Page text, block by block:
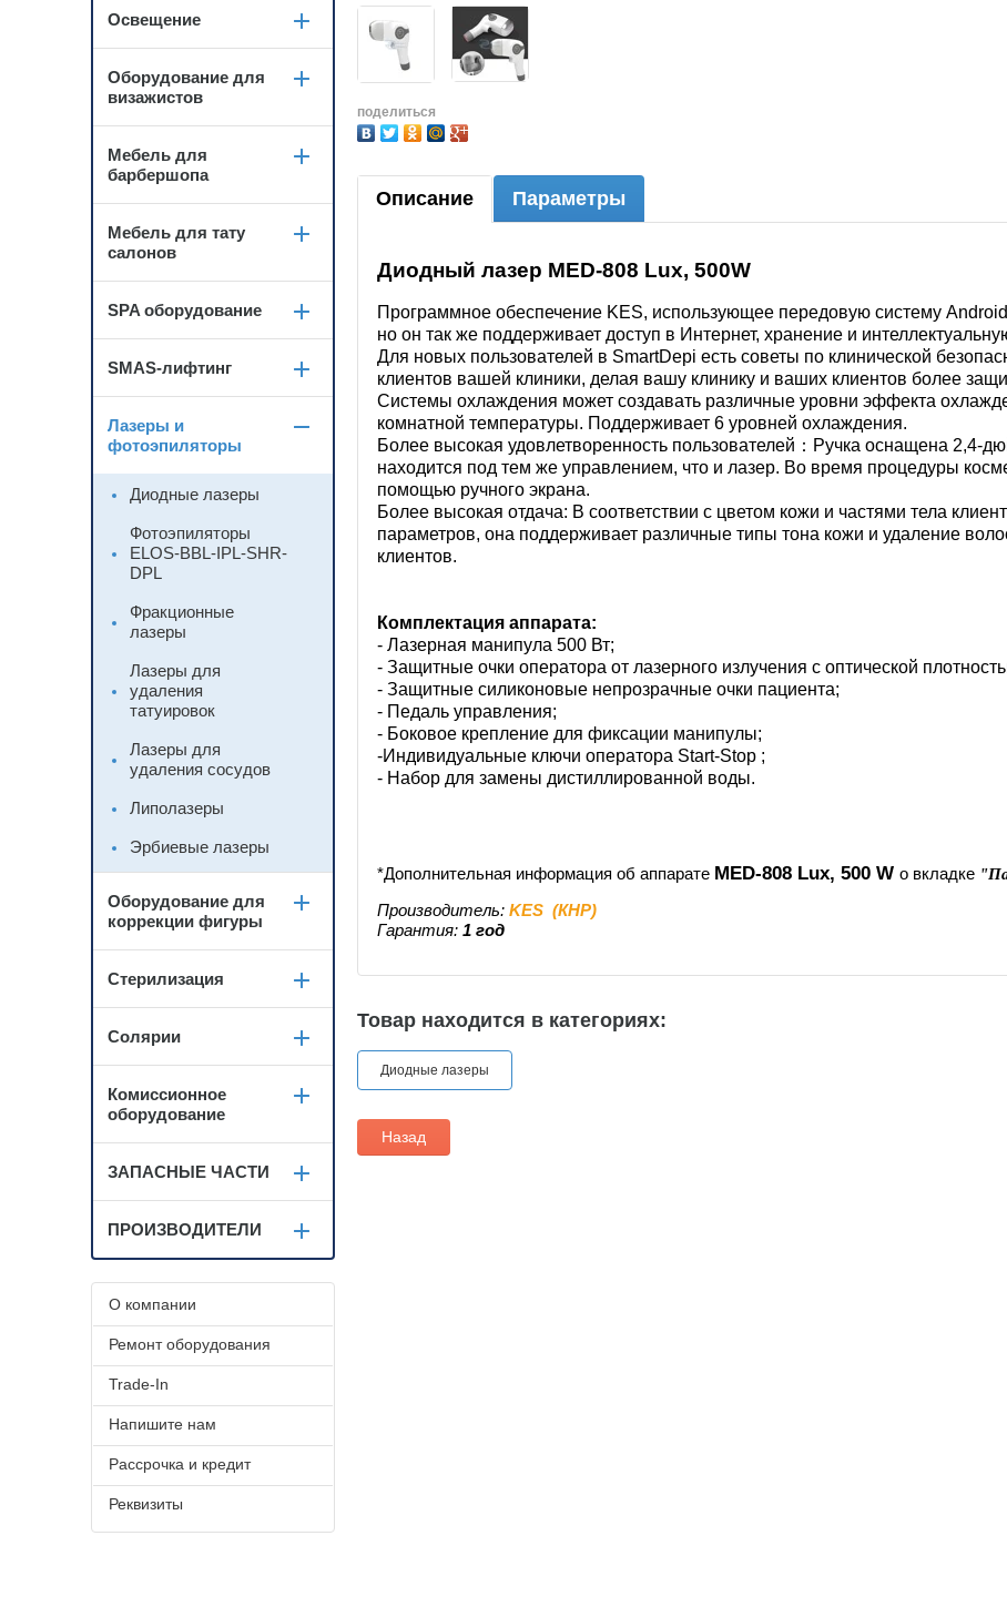
поделиться
Описание Параметры
Диодный лазер MED-808 Lux, 500W
Программное обеспечение KES, использующее передовую систему
но он так же поддерживает доступ в Интернет, хранение и
Для новых пользователей в SmartDepi есть советы по клинической
клиентов вашей клиники, делая вашу клинику и ваших клиентов более
Системы охлаждения может создавать различные уровни эффекта
комнатной температуры. Поддерживает 6 уровней охлаждения.
Более высокая удовлетворенность пользователей：Ручка оснащена
находится под тем же управлением, что и лазер. Во время процедуры
помощью ручного экрана.
Более высокая отдача: В соответствии с цветом кожи и частями тела
параметров, она поддерживает различные типы тона кожи и удаление
клиентов.
Комплектация аппарата:
- Лазерная манипула 500 Вт;
- Защитные очки оператора от лазерного излучения с оптической
- Защитные силиконовые непрозрачные очки пациента;
- Педаль управления;
- Боковое крепление для фиксации манипулы;
-Индивидуальные ключи оператора Start-Stop ;
- Набор для замены дистиллированной воды.
*Дополнительная информация об аппарате MED-808 Lux, 500 W о вкладке
Производитель: KES (КНР)
Гарантия: 1 год
Товар находится в категориях:
Диодные лазеры
Назад
Освещение
Оборудование для
визажистов
Мебель для
барбершопа
Мебель для тату
салонов
SPA оборудование
SMAS-лифтинг
Лазеры и
фотоэпиляторы
Диодные лазеры
Фотоэпиляторы
ELOS-BBL-IPL-SHR-
DPL
Фракционные
лазеры
Лазеры для
удаления
татуировок
Лазеры для
удаления сосудов
Липолазеры
Эрбиевые лазеры
Оборудование для
коррекции фигуры
Стерилизация
Солярии
Комиссионное
оборудование
ЗАПАСНЫЕ ЧАСТИ
ПРОИЗВОДИТЕЛИ
О компании
Ремонт оборудования
Trade-In
Напишите нам
Рассрочка и кредит
Реквизиты